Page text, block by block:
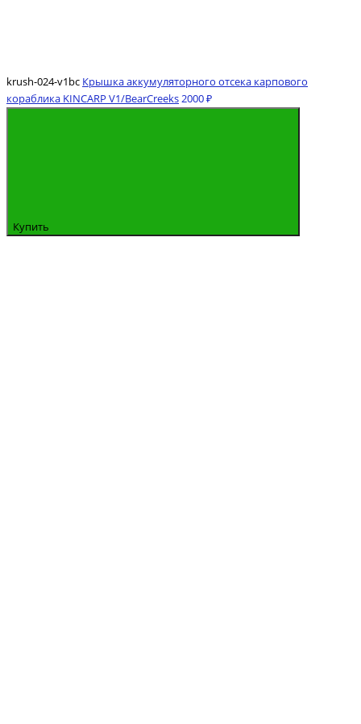
krush-024-v1bc Крышка аккумуляторного отсека карпового
кораблика KINCARP V1/BearCreeks2000 ₽
Купить